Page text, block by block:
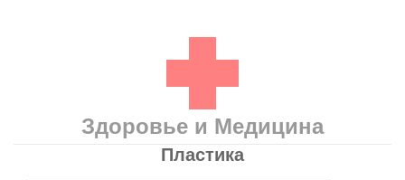
Здоровье и Медицина
Пластика